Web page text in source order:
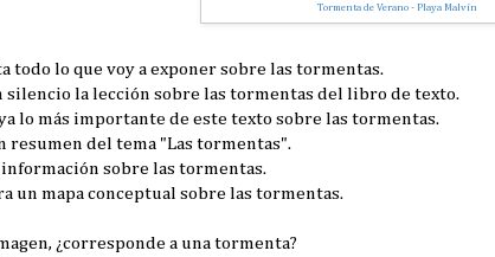
Tormenta de Verano - Playa Malvín
todo lo que voy a exponer sobre las tormentas.
silencio la lección sobre las tormentas del libro de texto.
lo más importante de este texto sobre las tormentas.
resumen del tema "Las tormentas".
información sobre las tormentas.
un mapa conceptual sobre las tormentas.
¿corresponde a una tormenta?